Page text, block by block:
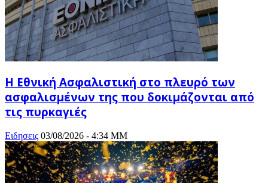
Η Εθνική Ασφαλιστική στο πλευρό των
ασφαλισμένων της που δοκιμάζονται από
τις πυρκαγιές
Ειδησεις 03/08/2026 - 4:34 ΜΜ